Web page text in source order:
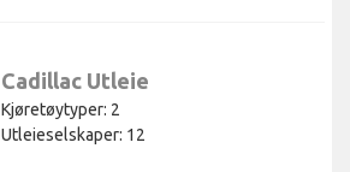
Cadillac Utleie
Kjøretøytyper: 2
Utleieselskaper: 12